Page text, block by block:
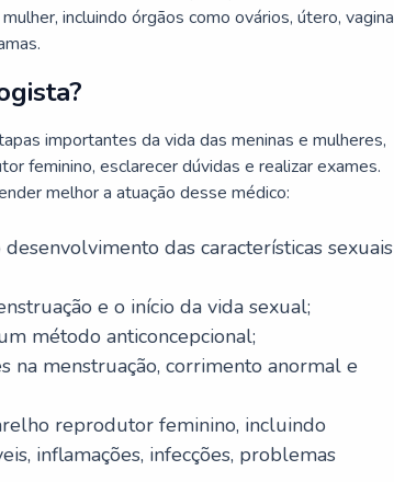
incluindo órgãos como ovários, útero, vagina
importantes da vida das meninas e mulheres,
feminino, esclarecer dúvidas e realizar exames.
melhor a atuação desse médico:
das características sexuais
e o início da vida sexual;
método anticoncepcional;
na menstruação, corrimento anormal e
reprodutor feminino, incluindo
inflamações, infecções, problemas